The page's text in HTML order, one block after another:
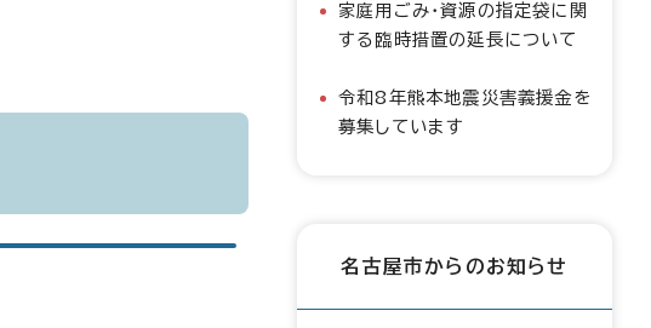
家庭用ごみ・資源の指定袋に関
する臨時措置の延長について
令和8年熊本地震災害義援金を
募集しています
名古屋市からのお知らせ